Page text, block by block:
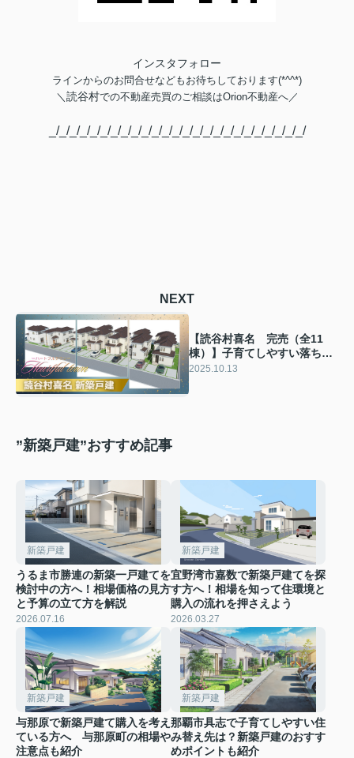
インスタフォロー
ラインからのお問合せなどもお待ちしております(*^^*)
＼ 読谷村での不動産売買のご相談はOrion不動産へ／
_/_/_/_/_/_/_/_/_/_/_/_/_/_/_/_/_/_/_/_/_/_/_/_/_/
NEXT
【読谷村喜名 完売（全11
棟）】子育てしやすい落ち着
いた住環境に新築戸建出まし
た！
2025.10.13
”新築戸建”おすすめ記事
新築戸建
うるま市勝連の新築一戸建てを
検討中の方へ！相場価格の見方
と予算の立て方を解説
2026.07.16
新築戸建
宜野湾市嘉数で新築戸建てを探
す方へ！相場を知って住環境と
購入の流れを押さえよう
2026.03.27
新築戸建
与那原で新築戸建て購入を考え
ている方へ 与那原町の相場や
注意点も紹介
新築戸建
那覇市具志で子育てしやすい住
み替え先は？新築戸建のおすす
めポイントも紹介